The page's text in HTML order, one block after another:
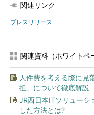
関連リンク
プレスリリース
関連資料（ホワイトペ
人件費を考える際に見
担」について徹底解説
JR西日本ITソリューシ
した方法とは?